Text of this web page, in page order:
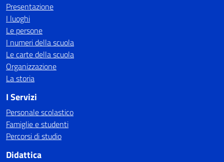
Presentazione
I luoghi
Le persone
I numeri della scuola
Le carte della scuola
Organizzazione
La storia
I Servizi
Personale scolastico
Famiglie e studenti
Percorsi di studio
Didattica